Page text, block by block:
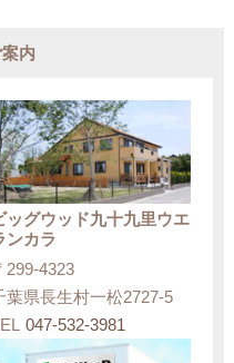
内
ッグウッド九十九里ウエ
ンカラ
299-4323
葉県長生村一松2727-5
047-532-3981